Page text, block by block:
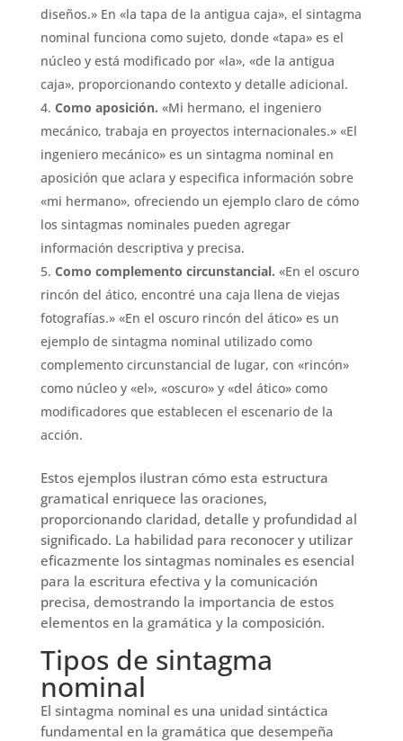
diseños.» En «la tapa de la antigua caja», el sintagma
nominal funciona como sujeto, donde «tapa» es el
núcleo y está modificado por «la», «de la antigua
caja», proporcionando contexto y detalle adicional.
Como aposición. «Mi hermano, el ingeniero
mecánico, trabaja en proyectos internacionales.» «El
ingeniero mecánico» es un sintagma nominal en
aposición que aclara y especifica información sobre
«mi hermano», ofreciendo un ejemplo claro de cómo
los sintagmas nominales pueden agregar
información descriptiva y precisa.
Como complemento circunstancial. «En el oscuro
rincón del ático, encontré una caja llena de viejas
fotografías.» «En el oscuro rincón del ático» es un
ejemplo de sintagma nominal utilizado como
complemento circunstancial de lugar, con «rincón»
como núcleo y «el», «oscuro» y «del ático» como
modificadores que establecen el escenario de la
acción.
Estos ejemplos ilustran cómo esta estructura
gramatical enriquece las oraciones,
proporcionando claridad, detalle y profundidad al
significado. La habilidad para reconocer y utilizar
eficazmente los sintagmas nominales es esencial
para la escritura efectiva y la comunicación
precisa, demostrando la importancia de estos
elementos en la gramática y la composición.
Tipos de sintagma
nominal
El sintagma nominal es una unidad sintáctica
fundamental en la gramática que desempeña